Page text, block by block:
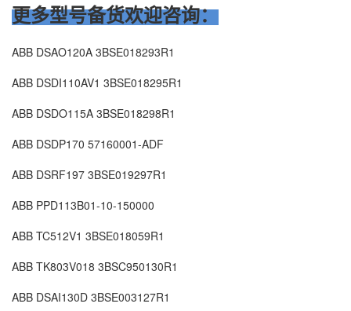
更多型号备货欢迎咨询：
ABB DSAO120A 3BSE018293R1
ABB DSDI110AV1 3BSE018295R1
ABB DSDO115A 3BSE018298R1
ABB DSDP170 57160001-ADF
ABB DSRF197 3BSE019297R1
ABB PPD113B01-10-150000
ABB TC512V1 3BSE018059R1
ABB TK803V018 3BSC950130R1
ABB DSAI130D 3BSE003127R1